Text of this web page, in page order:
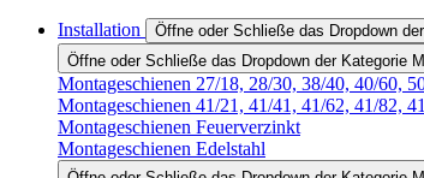
Installation
Öffne oder Schließe das Dropdown
Öffne oder Schließe das Dropdown der Kategorie
Montageschienen 27/18, 28/30, 38/40, 40/60,
Montageschienen 41/21, 41/41, 41/62, 41/82,
Montageschienen Feuerverzinkt
Montageschienen Edelstahl